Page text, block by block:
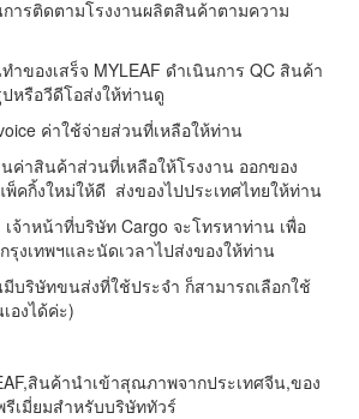
การติดตามโรงงานผลิตสินค้าตามความ
ำของเสร็จ MYLEAF ดำเนินการ QC สินค้า
หรือวีดีโอส่งให้ท่านดู
ค่าใช้จ่ายส่วนที่เหลือให้ท่าน
นค่าสินค้าส่วนที่เหลือให้โรงงาน ออกของ
พ็คกิ้งใหม่ให้ดี ส่งของไปประเทศไทยให้ท่าน
เจ้าหน้าที่บริษัท Cargo จะโทรหาท่าน เพื่อ
งเทพฯและนัดเวลาไปส่งของให้ท่าน
บริษัทขนส่งที่ใช้ประจำ ก็สามารถเลือกใช้
องได้ค่ะ)
สินค้านำเข้าสุณภาพจากประเทศจีน,ของ
เมี่ยมสำหรับบริษัททัวร์